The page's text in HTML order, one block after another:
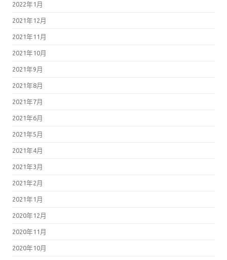
2022年1月
2021年12月
2021年11月
2021年10月
2021年9月
2021年8月
2021年7月
2021年6月
2021年5月
2021年4月
2021年3月
2021年2月
2021年1月
2020年12月
2020年11月
2020年10月